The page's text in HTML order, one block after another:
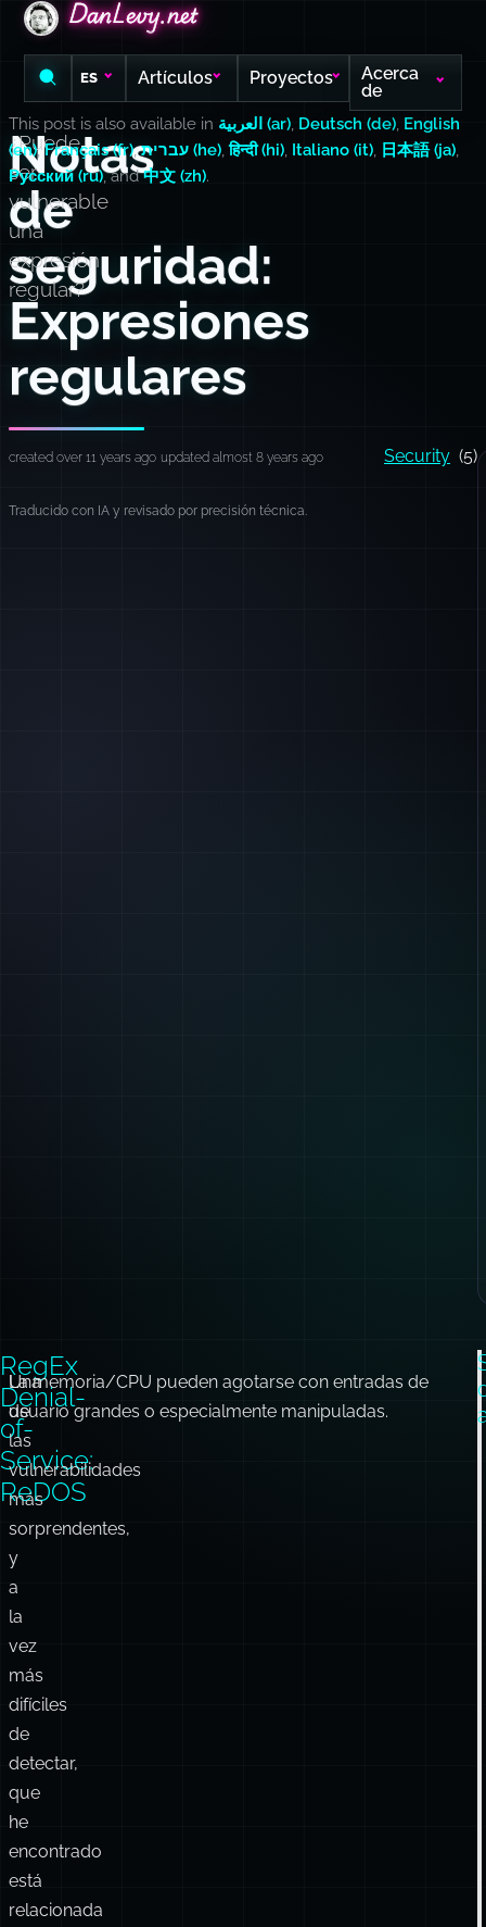
DanLevy.net
DanLevy.net
DanLevy.net
ES Artículos Proyectos
Acerca
de
Notas
de
seguridad:
Expresiones
regulares
¿Puede
ser
vulnerable
una
expresión
regular?
This post is also available in العربية (ar), Deutsch (de), English
(en),Français (fr), עברית (he),हिन्दी (hi), Italiano (it), 日本語 (ja),
Русский (ru), and中文 (zh).
created over 11 years ago updated almost 8 years ago Security (5)
Traducido con IA y revisado por precisión técnica.
RegEx
Denial-
of-
Service:
ReDOS
Una
de
las
vulnerabilidades
más
sorprendentes,
y
a
la
vez
más
difíciles
de
detectar,
que
he
encontrado
está
relacionada
La memoria/CPU pueden agotarse con entradas de
usuario grandes o especialmente manipuladas.